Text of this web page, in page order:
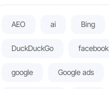
AEO ai Bing
DuckDuckGo facebook
google Google ads